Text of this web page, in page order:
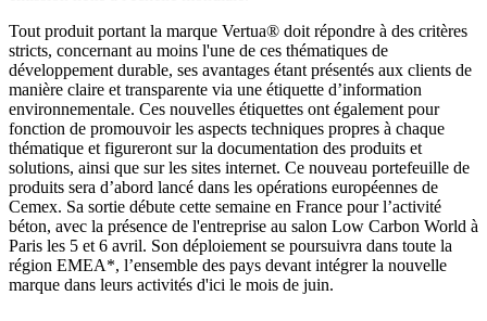
Tout produit portant la marque Vertua® doit répondre à des critères
stricts, concernant au moins l'une de ces thématiques de
développement durable, ses avantages étant présentés aux clients de
manière claire et transparente via une étiquette d’information
environnementale. Ces nouvelles étiquettes ont également pour
fonction de promouvoir les aspects techniques propres à chaque
thématique et figureront sur la documentation des produits et
solutions, ainsi que sur les sites internet. Ce nouveau portefeuille de
produits sera d’abord lancé dans les opérations européennes de
Cemex. Sa sortie débute cette semaine en France pour l’activité
béton, avec la présence de l'entreprise au salon Low Carbon World à
Paris les 5 et 6 avril. Son déploiement se poursuivra dans toute la
région EMEA*, l’ensemble des pays devant intégrer la nouvelle
marque dans leurs activités d'ici le mois de juin.